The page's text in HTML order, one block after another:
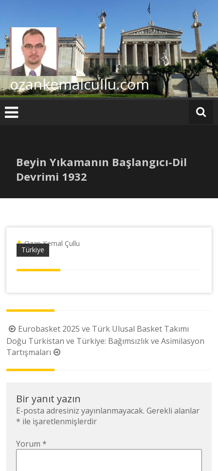
ozankemalcullu.com
Beyin Yıkamanın Başlangıcı-Dil
Devrimi 1932
Türkiye
Ozan Kemal Çullu
Yazı
dolaşımı
Eurobasket 2025 ve Türk Ulusal Basket Takımı
Doğu Türkistan ve Türkiye: Bağımsızlık ve Asimilasyon
Tartışmaları
Bir yanıt yazın
E-posta adresiniz yayınlanmayacak. Gerekli alanlar
* ile işaretlenmişlerdir
Yorum*